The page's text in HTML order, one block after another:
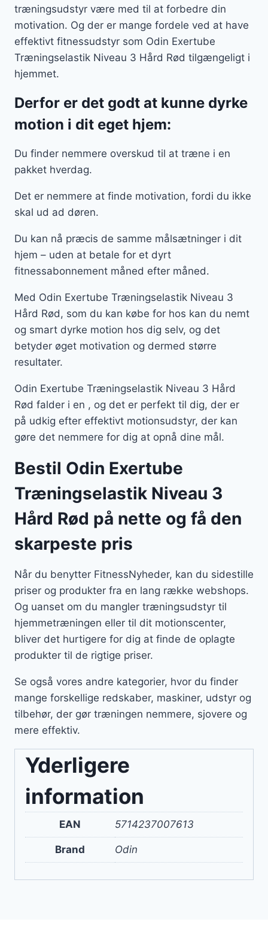
træningsudstyr være med til at forbedre din
motivation. Og der er mange fordele ved at have
effektivt fitnessudstyr som Odin Exertube
Træningselastik Niveau 3 Hård Rød tilgængeligt i
hjemmet.
Derfor er det godt at kunne dyrke
motion i dit eget hjem:
Du finder nemmere overskud til at træne i en
pakket hverdag.
Det er nemmere at finde motivation, fordi du ikke
skal ud ad døren.
Du kan nå præcis de samme målsætninger i dit
hjem – uden at betale for et dyrt
fitnessabonnement måned efter måned.
Med Odin Exertube Træningselastik Niveau 3
Hård Rød, som du kan købe for hos kan du nemt
og smart dyrke motion hos dig selv, og det
betyder øget motivation og dermed større
resultater.
Odin Exertube Træningselastik Niveau 3 Hård
Rød falder i en , og det er perfekt til dig, der er
på udkig efter effektivt motionsudstyr, der kan
gøre det nemmere for dig at opnå dine mål.
Bestil Odin Exertube
Træningselastik Niveau 3
Hård Rød på nette og få den
skarpeste pris
Når du benytter FitnessNyheder, kan du sidestille
priser og produkter fra en lang række webshops.
Og uanset om du mangler træningsudstyr til
hjemmetræningen eller til dit motionscenter,
bliver det hurtigere for dig at finde de oplagte
produkter til de rigtige priser.
Se også vores andre kategorier, hvor du finder
mange forskellige redskaber, maskiner, udstyr og
tilbehør, der gør træningen nemmere, sjovere og
mere effektiv.
Yderligere
information
EAN 5714237007613
Brand Odin